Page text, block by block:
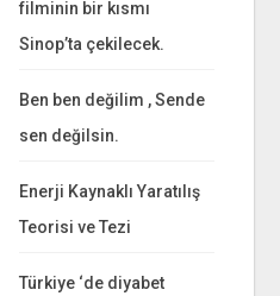
filminin bir kısmı
Sinop’ta çekilecek.
Ben ben değilim , Sende
sen değilsin.
Enerji Kaynaklı Yaratılış
Teorisi ve Tezi
Türkiye ‘de diyabet